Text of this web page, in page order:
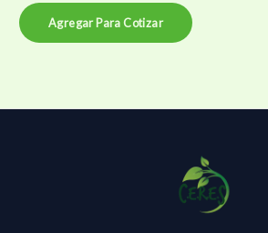
Agregar Para Cotizar